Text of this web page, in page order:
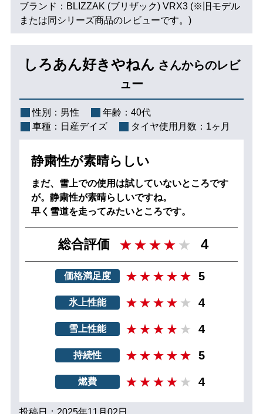
ブランド：BLIZZAK (ブリザック) VRX3 (※旧モデル
または同シリーズ商品のレビューです。)
しろあん好きやねん さんからのレビ
ュー
性別： 男性 年齢： 40代
車種： 日産デイズ タイヤ使用月数： 1ヶ月
静粛性が素晴らしい
まだ、雪上での使用は試していないところです
が。静粛性が素晴らしいですね。
早く雪道を走ってみたいところです。
総合評価 4
価格満足度 5
氷上性能 4
雪上性能 4
持続性 5
燃費 4
投稿日：2025年11月02日